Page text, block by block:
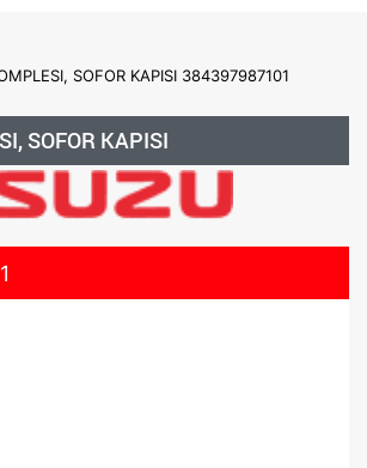
SOFOR KAPISI 384397987101
SOFOR KAPISI